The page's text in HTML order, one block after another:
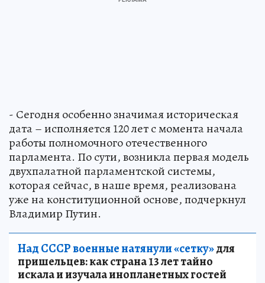
- Сегодня особенно значимая историческая
дата – исполняется 120 лет с момента начала
работы полномочного отечественного
парламента. По сути, возникла первая модель
двухпалатной парламентской системы,
которая сейчас, в наше время, реализована
уже на конституционной основе, подчеркнул
Владимир Путин.
Над СССР военные натянули «сетку»для
пришельцев: как страна 13 лет тайно
искала и изучала инопланетных гостей